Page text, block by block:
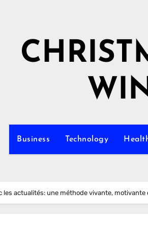
Business Technology
les actualités: une méthode vivante, motivante